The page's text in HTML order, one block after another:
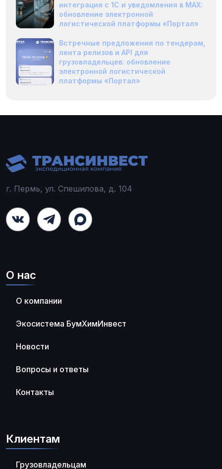
интеграция с 1С и уведомления в MAX:
обновление электронной
логистической платформы «Портал»
Встречные предложения по тендерам,
лента релизов и API для
грузовладельцев: обновление
электронной логистической
платформы «Портал»
г. Пермь, ул. Спешилова, д. 104
О нас
О компании
Экосистема БумХимИнвест
Новости
Вопросы и ответы
Контакты
Клиентам
Грузовладельцам